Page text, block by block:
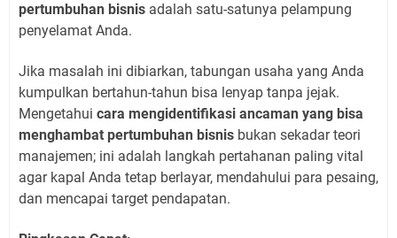
pertumbuhan bisnis adalah satu-satunya pelampung
penyelamat Anda.
Jika masalah ini dibiarkan, tabungan usaha yang Anda
kumpulkan bertahun-tahun bisa lenyap tanpa jejak.
Mengetahui cara mengidentifikasi ancaman yang bisa
menghambat pertumbuhan bisnis bukan sekadar teori
manajemen; ini adalah langkah pertahanan paling vital
agar kapal Anda tetap berlayar, mendahului para pesaing,
dan mencapai target pendapatan.